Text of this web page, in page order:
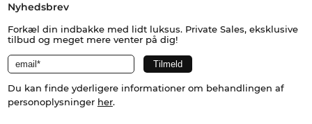
Nyhedsbrev
Forkæl din indbakke med lidt luksus. Private Sales, eksklusive
tilbud og meget mere venter på dig!
Du kan finde yderligere informationer om behandlingen af
personoplysninger her.